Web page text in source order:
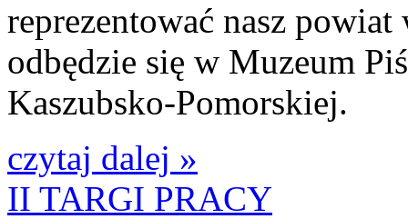
reprezentować nasz
odbędzie się w Muzeum
Kaszubsko-Pomorskiej.
czytaj dalej »
II TARGI PRACY